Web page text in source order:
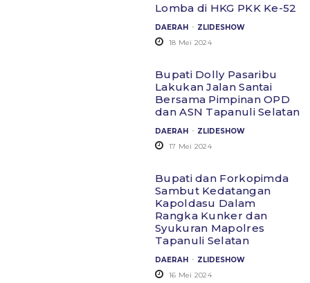
Lomba di HKG PKK Ke-52
DAERAH . ZLIDESHOW
18 Mei 2024
Bupati Dolly Pasaribu
Lakukan Jalan Santai
Bersama Pimpinan OPD
dan ASN Tapanuli Selatan
DAERAH . ZLIDESHOW
17 Mei 2024
Bupati dan Forkopimda
Sambut Kedatangan
Kapoldasu Dalam
Rangka Kunker dan
Syukuran Mapolres
Tapanuli Selatan
DAERAH . ZLIDESHOW
16 Mei 2024